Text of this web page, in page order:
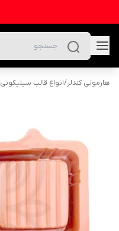
هارمونی کندلز/انواع قالب سیلیکونی